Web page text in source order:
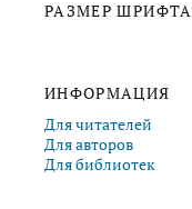
РАЗМЕР ШРИФТА
ИНФОРМАЦИЯ
Для читателей
Для авторов
Для библиотек